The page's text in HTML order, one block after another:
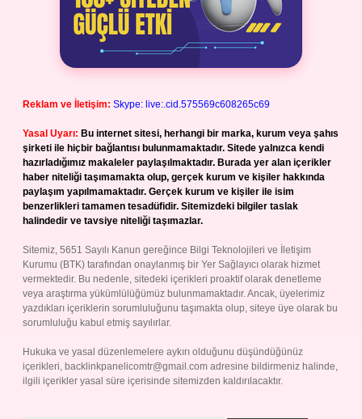
Reklam ve İletişim: Skype: live:.cid.575569c608265c69
Yasal Uyarı: Bu internet sitesi, herhangi bir marka, kurum veya şahıs
şirketi ile hiçbir bağlantısı bulunmamaktadır. Sitede yalnızca kendi
hazırladığımız makaleler paylaşılmaktadır. Burada yer alan içerikler
haber niteliği taşımamakta olup, gerçek kurum ve kişiler hakkında
paylaşım yapılmamaktadır. Gerçek kurum ve kişiler ile isim
benzerlikleri tamamen tesadüfidir. Sitemizdeki bilgiler taslak
halindedir ve tavsiye niteliği taşımazlar.
Sitemiz, 5651 Sayılı Kanun gereğince Bilgi Teknolojileri ve İletişim
Kurumu (BTK) tarafından onaylanmış bir Yer Sağlayıcı olarak hizmet
vermektedir. Bu nedenle, sitedeki içerikleri proaktif olarak denetleme
veya araştırma yükümlülüğümüz bulunmamaktadır. Ancak, üyelerimiz
yazdıkları içeriklerin sorumluluğunu taşımakta olup, siteye üye olarak bu
sorumluluğu kabul etmiş sayılırlar.
Hukuka ve yasal düzenlemelere aykırı olduğunu düşündüğünüz
içerikleri, backlinkpanelicomtr@gmail.com adresine bildirmeniz halinde,
ilgili içerikler yasal süre içerisinde sitemizden kaldırılacaktır.